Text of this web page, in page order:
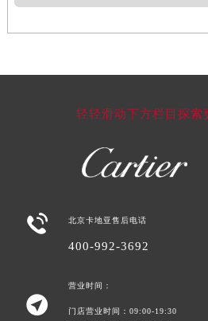
轻轻滑动下方栏目探索
 北京卡地亚售后电话
400-992-3692

营业时间：
门店营业时间：09:00-19:30